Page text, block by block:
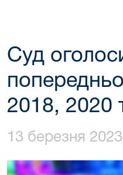
Суд
2018, 2020
13 березня